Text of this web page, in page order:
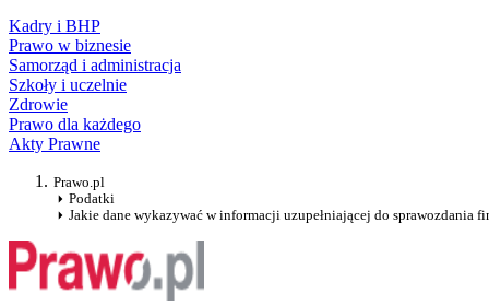
Kadry i BHP
Prawo w biznesie
Samorząd i administracja
Szkoły i uczelnie
Zdrowie
Prawo dla każdego
Akty Prawne
Prawo.pl
Podatki
Jakie dane wykazywać w informacji uzupełniającej do sprawozdania